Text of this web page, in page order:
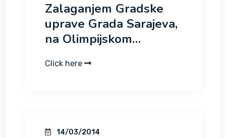
Zalaganjem Gradske
uprave Grada Sarajeva,
na Olimpijskom…
Click here
14/03/2014